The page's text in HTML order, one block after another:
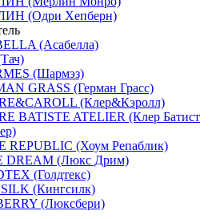
(Одри Хепберн)
(Асабелла)
(Шармэз)
GRASS (Герман Грасс)
(Клер&Кэролл)
BATISTE ATELIER (Клер Батист
REPUBLIC (Хоум Репаблик)
DREAM (Люкс Дрим)
(Голдтекс)
(Кингсилк)
(Люксбери)